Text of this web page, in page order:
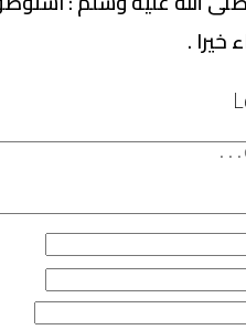
خيرا .